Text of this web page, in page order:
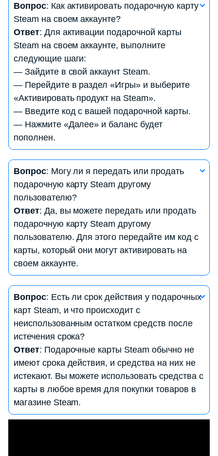
Вопрос: Как активировать подарочную карту
Steam на своем аккаунте?
Ответ: Для активации подарочной карты
Steam на своем аккаунте, выполните
следующие шаги:
— Зайдите в свой аккаунт Steam.
— Перейдите в раздел «Игры» и выберите
«Активировать продукт на Steam».
— Введите код с вашей подарочной карты.
— Нажмите «Далее» и баланс будет
пополнен.
Вопрос: Какие игры и контент можно приобрести
с использованием подарочной карты Steam?
Ответ: С помощью подарочной карты Steam вы
можете приобрести игры, дополнения,
программное обеспечение, музыку и другой
контент в магазине Steam. Выбор зависит от
доступных продуктов в магазине.
Вопрос: Могу ли я передать или продать
подарочную карту Steam другому
пользователю?
Ответ: Да, вы можете передать или продать
подарочную карту Steam другому
пользователю. Для этого передайте им код с
карты, который они могут активировать на
своем аккаунте.
Вопрос: Как проверить баланс на моей
подарочной карте Steam?
Ответ : Для проверки баланса на вашей
подарочной карте Steam, выполните следующие
шаги:
— Зайдите в свой аккаунт Steam.
— В верхнем правом углу страницы вы увидите
свой баланс в денежных единицах.
Вопрос: Есть ли срок действия у подарочных
карт Steam, и что происходит с
неиспользованным остатком средств после
истечения срока?
Ответ: Подарочные карты Steam обычно не
имеют срока действия, и средства на них не
истекают. Вы можете использовать средства с
карты в любое время для покупки товаров в
магазине Steam.